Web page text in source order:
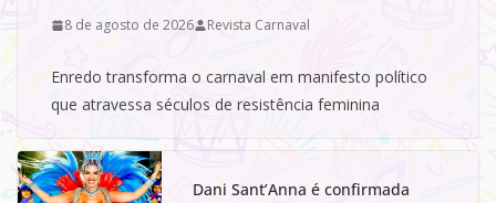
8 de agosto de 2026 Revista Carnaval
Enredo transforma o carnaval em manifesto político
que atravessa séculos de resistência feminina
Dani Sant’Anna é confirmada